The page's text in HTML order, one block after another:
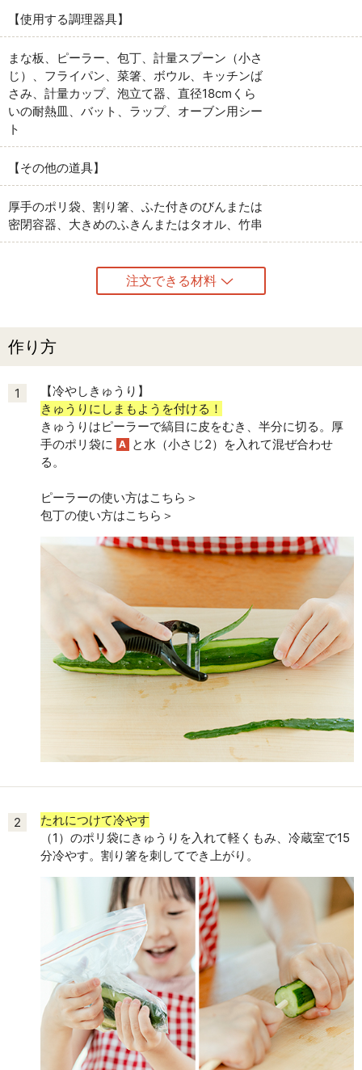
【使用する調理器具】
まな板、ピーラー、包丁、計量スプーン（小さ
じ）、フライパン、菜箸、ボウル、キッチンば
さみ、計量カップ、泡立て器、直径18cmくら
いの耐熱皿、バット、ラップ、オーブン用シー
ト
【その他の道具】
厚手のポリ袋、割り箸、ふた付きのびんまたは
密閉容器、大きめのふきんまたはタオル、竹串
注文できる材料
作り方
1
【冷やしきゅうり】
きゅうりにしまもようを付ける！
きゅうりはピーラーで縞目に皮をむき、半分に切る。厚
手のポリ袋に A と水（小さじ2）を入れて混ぜ合わせ
る。
ピーラーの使い方はこちら＞
包丁の使い方はこちら＞
2
たれにつけて冷やす
（1）のポリ袋にきゅうりを入れて軽くもみ、冷蔵室で15
分冷やす。割り箸を刺してでき上がり。